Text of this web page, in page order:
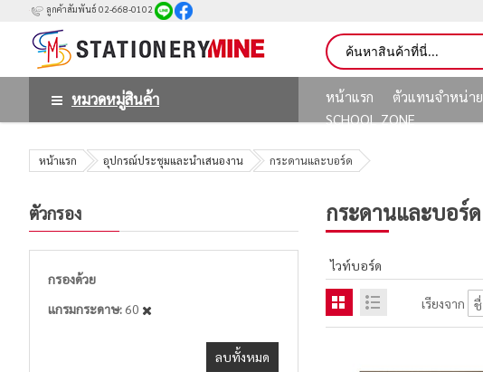
ลูกค้าสัมพันธ์ 02-668-0102
หมวดหมู่สินค้า หน้าแรก ตัวแทนจำหน่าย
SCHOOL ZONE
หน้าแรก อุปกรณ์ประชุมและนำเสนองาน กระดานและบอร์ด
กระดานและบอร์ด
ไวท์บอร์ด
เรียงจาก
ตัวกรอง
กรองด้วย
แกรมกระดาษ 60
ลบทั้งหมด